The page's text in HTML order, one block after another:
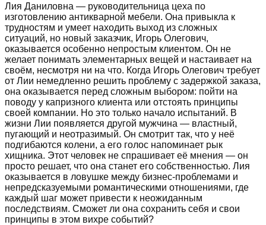
Лия Даниловна — руководительница цеха по
изготовлению антикварной мебели. Она привыкла к
трудностям и умеет находить выход из сложных
ситуаций, но новый заказчик, Игорь Олегович,
оказывается особенно непростым клиентом. Он не
желает понимать элементарных вещей и настаивает на
своём, несмотря ни на что. Когда Игорь Олегович требует
от Лии немедленно решить проблему с задержкой заказа,
она оказывается перед сложным выбором: пойти на
поводу у капризного клиента или отстоять принципы
своей компании. Но это только начало испытаний. В
жизни Лии появляется другой мужчина — властный,
пугающий и неотразимый. Он смотрит так, что у неё
подгибаются колени, а его голос напоминает рык
хищника. Этот человек не спрашивает её мнения — он
просто решает, что она станет его собственностью. Лия
оказывается в ловушке между бизнес-проблемами и
непредсказуемыми романтическими отношениями, где
каждый шаг может привести к неожиданным
последствиям. Сможет ли она сохранить себя и свои
принципы в этом вихре событий?